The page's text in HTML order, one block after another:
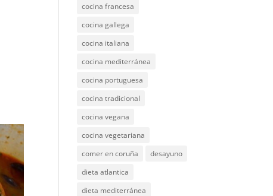
cocina francesa
cocina gallega
cocina italiana
cocina mediterránea
cocina portuguesa
cocina tradicional
cocina vegana
cocina vegetariana
comer en coruña
desayuno
dieta atlantica
dieta mediterránea